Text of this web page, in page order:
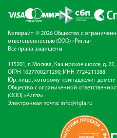
Копирайт: © 2026 Общество с
ответственностью (ООО) «Ригла»
Все права защищены
115201, г. Москва, Каширское шоссе, д. 22,
ОГРН 1027700271290; ИНН 7724211288
Юр. лицо, которому принадлежит домен:
Общество с ограниченной
(ООО) «Ригла»
Электронная почта: info@rigla.ru